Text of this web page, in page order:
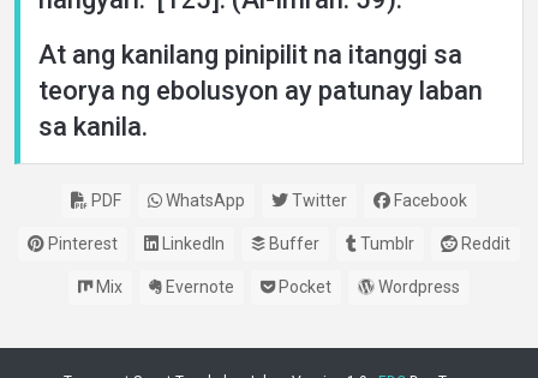
At ang kanilang pinipilit na itanggi sa
teorya ng ebolusyon ay patunay laban
sa kanila.
PDF WhatsApp Twitter Facebook
Pinterest LinkedIn Buffer Tumblr Reddit
Mix Evernote Pocket Wordpress